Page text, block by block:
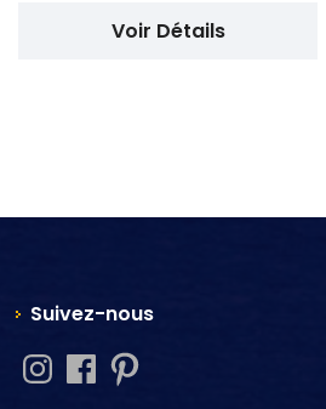
Voir Détails
Suivez-nous